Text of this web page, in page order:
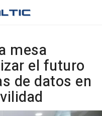
mesa
el futuro
de datos en